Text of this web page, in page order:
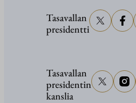
Tasavallan
presidentti
Tasavallan
presidentin
kanslia